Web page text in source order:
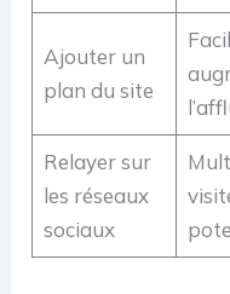
Ajouter un
plan du site
Relayer sur
les réseaux
sociaux